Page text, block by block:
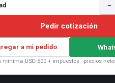
−
Pedir cotización
a mi pedido
mínima USD 500 + impuestos · precios